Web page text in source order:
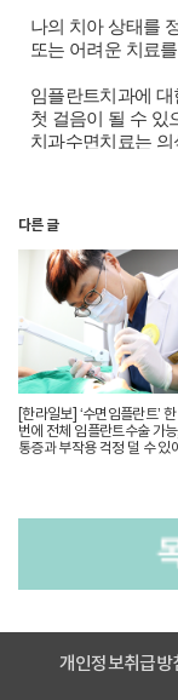
나의 치아 상태를
또는 어려운 치료
임플란트치과에
첫 걸음이 될 수 있
치과수면치료는 의
과정을 기억하지
기억상실’이라 이
무치악으로 전체
복합치료가 필요
고혈압이나 당뇨
고령의 노약자도
치과수면치료는
전부터 사용하던
다른 글
[한라일보] ‘수면임플란트’ 한
번에 전체 임플란트수술 가
통증과 부작용 걱정 덜 수 있
개인정보취급방